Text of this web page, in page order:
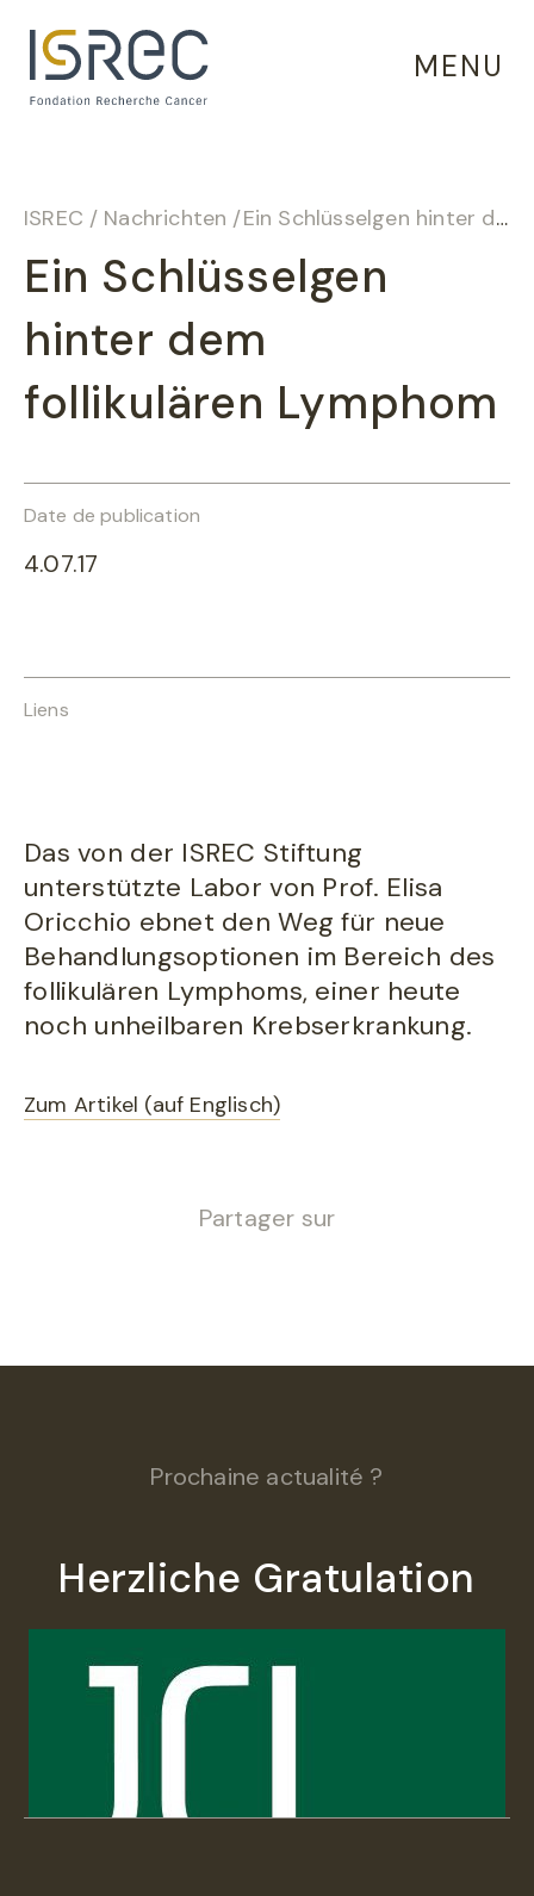
MENU
ISREC / Nachrichten /Ein Schlüsselgen hinter dem follikulären Lymphom
Ein Schlüsselgen
hinter dem
follikulären Lymphom
Date de publication
4.07.17
Liens
Das von der ISREC Stiftung
unterstützte Labor von Prof. Elisa
Oricchio ebnet den Weg für neue
Behandlungsoptionen im Bereich des
follikulären Lymphoms, einer heute
noch unheilbaren Krebserkrankung.
Zum Artikel (auf Englisch)
Partager sur
Prochaine actualité ?
Herzliche Gratulation